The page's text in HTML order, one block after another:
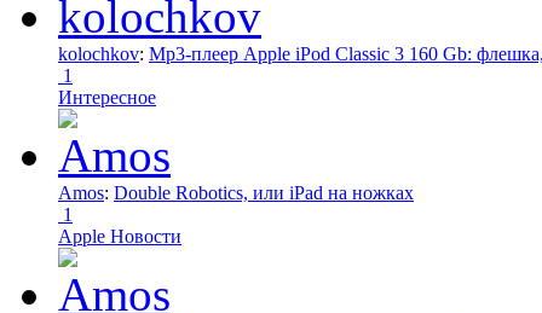
kolochkov: Mp3-плеер Apple iPod Classic 3 160 Gb:
1
Интересное
Amos: Double Robotics, или iPad на ножках
1
Apple Новости